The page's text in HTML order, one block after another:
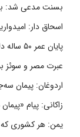
بسنت مدعی شد: به
اسحاق دار:
پایان عمر ۵۰ ساله دلارهای نفتی به دست ایران
عبرت مصر و سوئز
اردوغان: پیمان
زاکانی: پیام
یمن: هر کشوری که